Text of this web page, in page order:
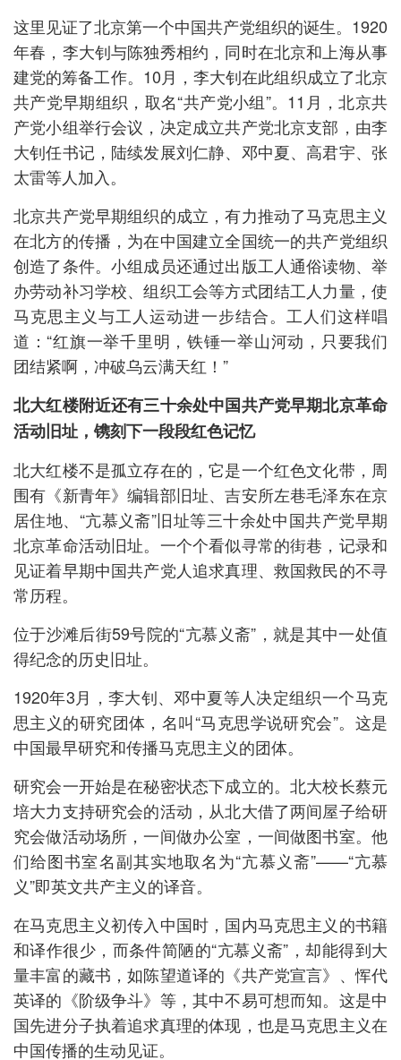
这里见证了北京第一个中国共产党组织的诞生。1920
年春，李大钊与陈独秀相约，同时在北京和上海从事
建党的筹备工作。10月，李大钊在此组织成立了北京
共产党早期组织，取名“共产党小组”。11月，北京共
产党小组举行会议，决定成立共产党北京支部，由李
大钊任书记，陆续发展刘仁静、邓中夏、高君宇、张
太雷等人加入。
北京共产党早期组织的成立，有力推动了马克思主义
在北方的传播，为在中国建立全国统一的共产党组织
创造了条件。小组成员还通过出版工人通俗读物、举
办劳动补习学校、组织工会等方式团结工人力量，使
马克思主义与工人运动进一步结合。工人们这样唱
道：“红旗一举千里明，铁锤一举山河动，只要我们
团结紧啊，冲破乌云满天红！”
北大红楼附近还有三十余处中国共产党早期北京革命
活动旧址，镌刻下一段段红色记忆
北大红楼不是孤立存在的，它是一个红色文化带，周
围有《新青年》编辑部旧址、吉安所左巷毛泽东在京
居住地、“亢慕义斋”旧址等三十余处中国共产党早期
北京革命活动旧址。一个个看似寻常的街巷，记录和
见证着早期中国共产党人追求真理、救国救民的不寻
常历程。
位于沙滩后街59号院的“亢慕义斋”，就是其中一处值
得纪念的历史旧址。
1920年3月，李大钊、邓中夏等人决定组织一个马克
思主义的研究团体，名叫“马克思学说研究会”。这是
中国最早研究和传播马克思主义的团体。
研究会一开始是在秘密状态下成立的。北大校长蔡元
培大力支持研究会的活动，从北大借了两间屋子给研
究会做活动场所，一间做办公室，一间做图书室。他
们给图书室名副其实地取名为“亢慕义斋”——“亢慕
义”即英文共产主义的译音。
在马克思主义初传入中国时，国内马克思主义的书籍
和译作很少，而条件简陋的“亢慕义斋”，却能得到大
量丰富的藏书，如陈望道译的《共产党宣言》、恽代
英译的《阶级争斗》等，其中不易可想而知。这是中
国先进分子执着追求真理的体现，也是马克思主义在
中国传播的生动见证。